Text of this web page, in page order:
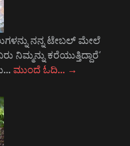
ನನ್ನ ಟೇಬಲ್ ಮೇಲೆ
ನಿಮ್ಮನ್ನು ಕರೆಯುತ್ತಿದ್ದಾರೆ’
ಮುಂದೆ ಓದಿ… →